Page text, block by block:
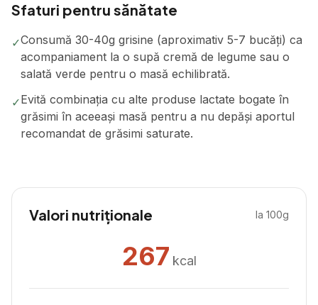
Sfaturi pentru sănătate
✓Consumă 30-40g grisine (aproximativ 5-7 bucăți) ca
acompaniament la o supă cremă de legume sau o
salată verde pentru o masă echilibrată.
✓Evită combinația cu alte produse lactate bogate în
grăsimi în aceeași masă pentru a nu depăși aportul
recomandat de grăsimi saturate.
Valori nutriționale la 100g
267 kcal